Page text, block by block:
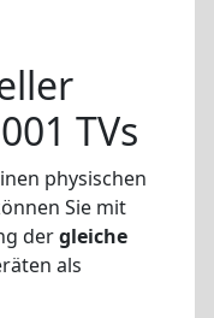
TVs
physischen
Sie mit
dergleiche
als